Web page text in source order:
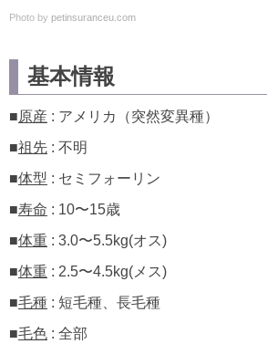
Photo by petinsuranceu.com
基本情報
■原産 : アメリカ（突然変異種）
■祖先 : 不明
■体型 : セミフォーリン
■寿命 : 10〜15歳
■体重 : 3.0〜5.5kg(オス)
■体重 : 2.5〜4.5kg(メス)
■毛種 : 短毛種、長毛種
■毛色 : 全部